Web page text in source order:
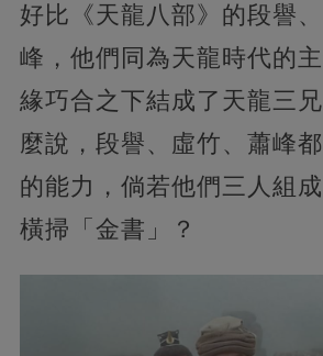
好比《天龍八部》的段譽
峰，他們同為天龍時代的
緣巧合之下結成了天龍三
麼說，段譽、虛竹、蕭峰
的能力，倘若他們三人組
橫掃「金書」？